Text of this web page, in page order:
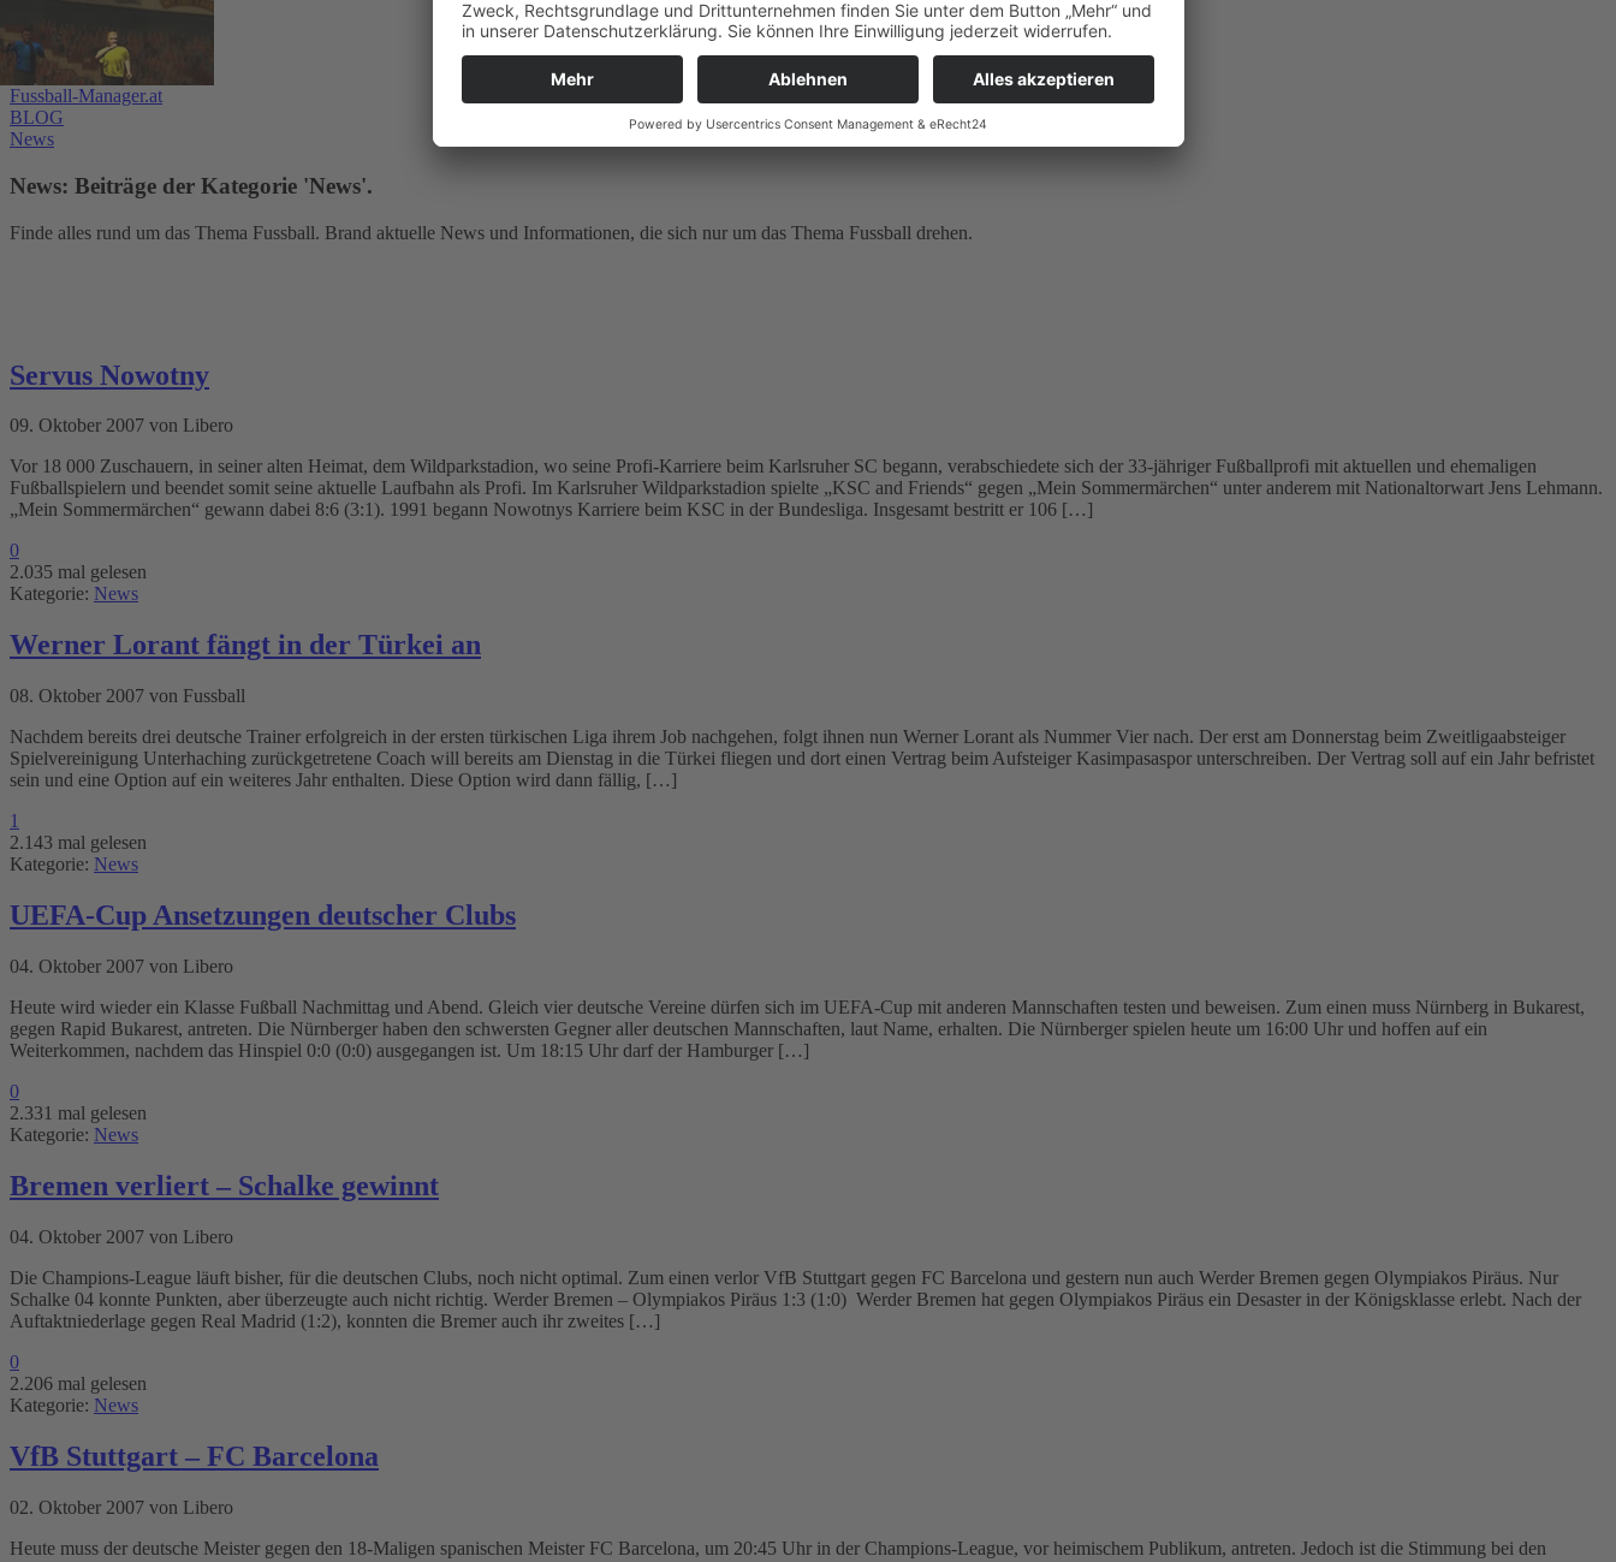
Fussball-Manager.at
BLOG
News
News: Beiträge der Kategorie 'News'.
Finde alles rund um das Thema Fussball. Brand aktuelle News und Informationen, die sich nur um das Thema Fussball drehen.
Servus Nowotny
09. Oktober 2007 von Libero
Vor 18 000 Zuschauern, in seiner alten Heimat, dem Wildparkstadion, wo seine Profi-Karriere beim Karlsruher SC begann, verabschiedete sich der 33-jähriger Fußballprofi mit aktuellen und ehemaligen
Fußballspielern und beendet somit seine aktuelle Laufbahn als Profi. Im Karlsruher Wildparkstadion spielte „KSC and Friends“ gegen „Mein Sommermärchen“ unter anderem mit Nationaltorwart Jens Lehmann.
„Mein Sommermärchen“ gewann dabei 8:6 (3:1). 1991 begann Nowotnys Karriere beim KSC in der Bundesliga. Insgesamt bestritt er 106 […]
0
2.035 mal gelesen
Kategorie: News
Werner Lorant fängt in der Türkei an
08. Oktober 2007 von Fussball
Nachdem bereits drei deutsche Trainer erfolgreich in der ersten türkischen Liga ihrem Job nachgehen, folgt ihnen nun Werner Lorant als Nummer Vier nach. Der erst am Donnerstag beim Zweitligaabsteiger
Spielvereinigung Unterhaching zurückgetretene Coach will bereits am Dienstag in die Türkei fliegen und dort einen Vertrag beim Aufsteiger Kasimpasaspor unterschreiben. Der Vertrag soll auf ein Jahr befristet
sein und eine Option auf ein weiteres Jahr enthalten. Diese Option wird dann fällig, […]
1
2.143 mal gelesen
Kategorie: News
UEFA-Cup Ansetzungen deutscher Clubs
04. Oktober 2007 von Libero
Heute wird wieder ein Klasse Fußball Nachmittag und Abend. Gleich vier deutsche Vereine dürfen sich im UEFA-Cup mit anderen Mannschaften testen und beweisen. Zum einen muss Nürnberg in Bukarest,
gegen Rapid Bukarest, antreten. Die Nürnberger haben den schwersten Gegner aller deutschen Mannschaften, laut Name, erhalten. Die Nürnberger spielen heute um 16:00 Uhr und hoffen auf ein
Weiterkommen, nachdem das Hinspiel 0:0 (0:0) ausgegangen ist. Um 18:15 Uhr darf der Hamburger […]
0
2.331 mal gelesen
Kategorie: News
Bremen verliert – Schalke gewinnt
04. Oktober 2007 von Libero
Die Champions-League läuft bisher, für die deutschen Clubs, noch nicht optimal. Zum einen verlor VfB Stuttgart gegen FC Barcelona und gestern nun auch Werder Bremen gegen Olympiakos Piräus. Nur
Schalke 04 konnte Punkten, aber überzeugte auch nicht richtig. Werder Bremen – Olympiakos Piräus 1:3 (1:0) Werder Bremen hat gegen Olympiakos Piräus ein Desaster in der Königsklasse erlebt. Nach der
Auftaktniederlage gegen Real Madrid (1:2), konnten die Bremer auch ihr zweites […]
0
2.206 mal gelesen
Kategorie: News
VfB Stuttgart – FC Barcelona
02. Oktober 2007 von Libero
Heute muss der deutsche Meister gegen den 18-Maligen spanischen Meister FC Barcelona, um 20:45 Uhr in der Champions-League, vor heimischem Publikum, antreten. Jedoch ist die Stimmung bei den